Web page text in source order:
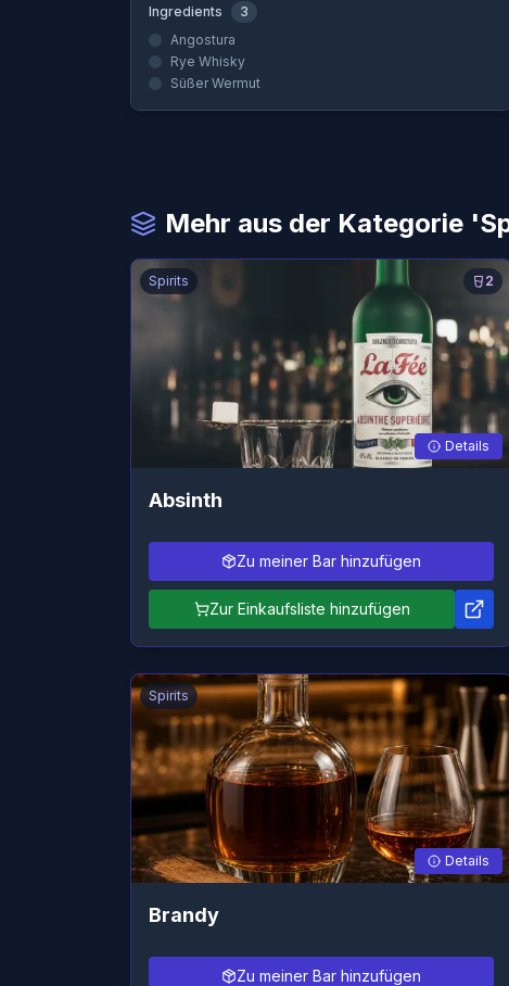
Ingredients
3
Angostura
Rye Whisky
Süßer Wermut
Mehr aus der Kategorie
2
Spirits
Details
Absinth
Zu meiner Bar hinzufügen
Zur Einkaufsliste hinzufügen
Spirits
Details
Brandy
Zu meiner Bar hinzufügen